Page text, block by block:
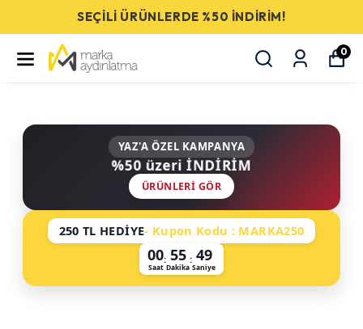
SEÇİLİ ÜRÜNLERDE %50 İNDİRİM!
0
YAZ'A ÖZEL KAMPANYA
%50 üzeri İNDİRİM
ÜRÜNLERI GÖR
250 TL HEDİYE- Kupon Kodu : MARKA250
00
Saat
: 55
Dakika
: 49
Saniye